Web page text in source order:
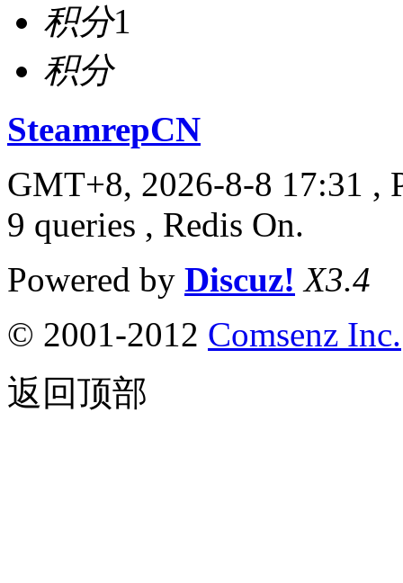
积分1
积分
SteamrepCN
GMT+8, 2026-8-8 17:31 ,
9 queries , Redis On.
Powered by Discuz! X3.4
© 2001-2012 Comsenz Inc.
返回顶部